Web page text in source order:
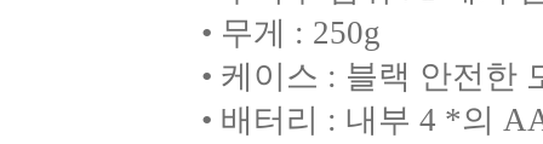
• 무게 : 250g
• 케이스 : 블랙 안전한
• 배터리 : 내부 4 *의